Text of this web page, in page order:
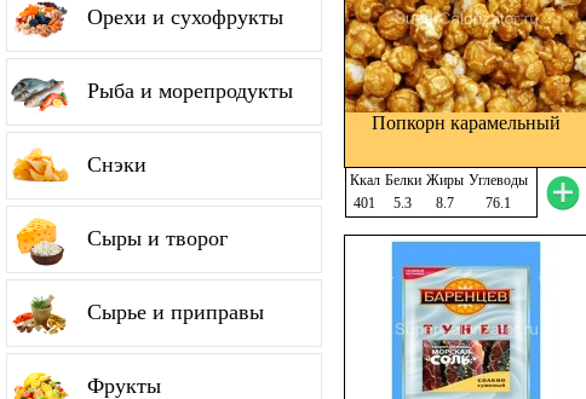
Орехи и сухофрукты
Рыба и морепродукты
Снэки
Сыры и творог
Сырье и приправы
Фрукты
Попкорн карамельный
Ккал Белки Жиры Углеводы
401
5.3 8.7 76.1